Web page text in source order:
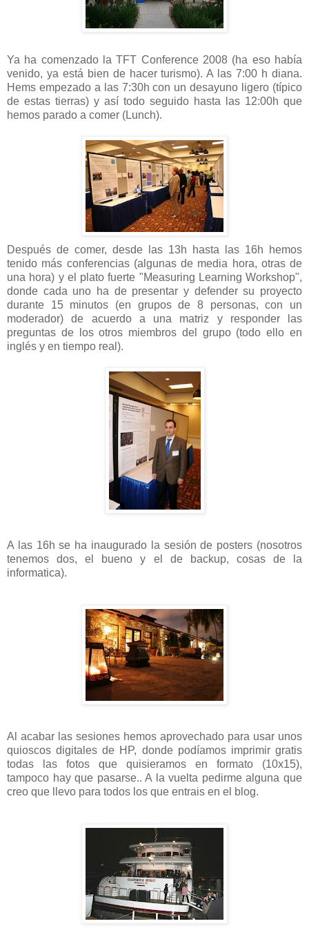
Ya ha comenzado la TFT Conference 2008 (ha eso había
venido, ya está bien de hacer turismo). A las 7:00 h diana.
Hems empezado a las 7:30h con un desayuno ligero (típico
de estas tierras) y así todo seguido hasta las 12:00h que
hemos parado a comer (Lunch).
Después de comer, desde las 13h hasta las 16h hemos
tenido más conferencias (algunas de media hora, otras de
una hora) y el plato fuerte "Measuring Learning Workshop",
donde cada uno ha de presentar y defender su proyecto
durante 15 minutos (en grupos de 8 personas, con un
moderador) de acuerdo a una matriz y responder las
preguntas de los otros miembros del grupo (todo ello en
inglés y en tiempo real).
A las 16h se ha inaugurado la sesión de posters (nosotros
tenemos dos, el bueno y el de backup, cosas de la
informatica).
Al acabar las sesiones hemos aprovechado para usar unos
quioscos digitales de HP, donde podíamos imprimir gratis
todas las fotos que quisieramos en formato (10x15),
tampoco hay que pasarse.. A la vuelta pedirme alguna que
creo que llevo para todos los que entrais en el blog.